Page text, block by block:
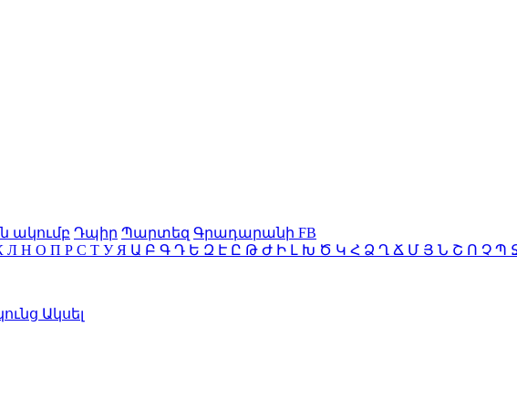
ակումբ Դպիր Պարտեզ Գրադարանի FB
Л Н О П Р С Т УЯ Ա Բ Գ Դ Ե Զ Է Ը Թ Ժ Ի Լ Խ Ծ Կ Հ Ձ Ղ Ճ Մ Յ Ն Շ Ո Չ Պ
Ակսել